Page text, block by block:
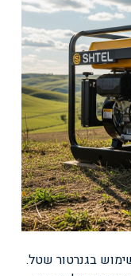
בגנרטור שטל.